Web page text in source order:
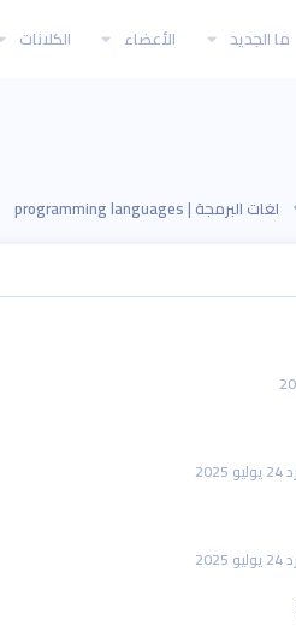
ما الجديد الأعضاء الكلانات
لغات البرمجة | programming languages
24 يوليو 2025
24 يوليو 2025